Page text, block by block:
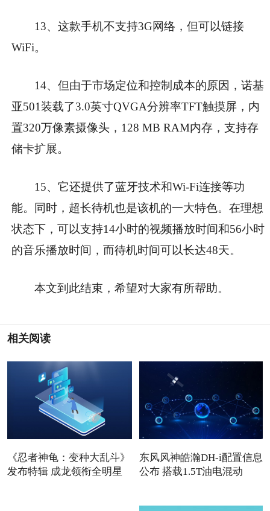
13、这款手机不支持3G网络，但可以链接
WiFi。
14、但由于市场定位和控制成本的原因，诺基
亚501装载了3.0英寸QVGA分辨率TFT触摸屏，内
置320万像素摄像头，128 MB RAM内存，支持存
储卡扩展。
15、它还提供了蓝牙技术和Wi-Fi连接等功
能。同时，超长待机也是该机的一大特色。在理想
状态下，可以支持14小时的视频播放时间和56小时
的音乐播放时间，而待机时间可以长达48天。
本文到此结束，希望对大家有所帮助。
相关阅读
《忍者神龟：变种大乱斗》
发布特辑 成龙领衔全明星
东风风神皓瀚DH-i配置信息
公布 搭载1.5T油电混动